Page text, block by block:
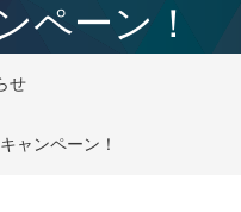
ペーン！
せ
ャンペーン！